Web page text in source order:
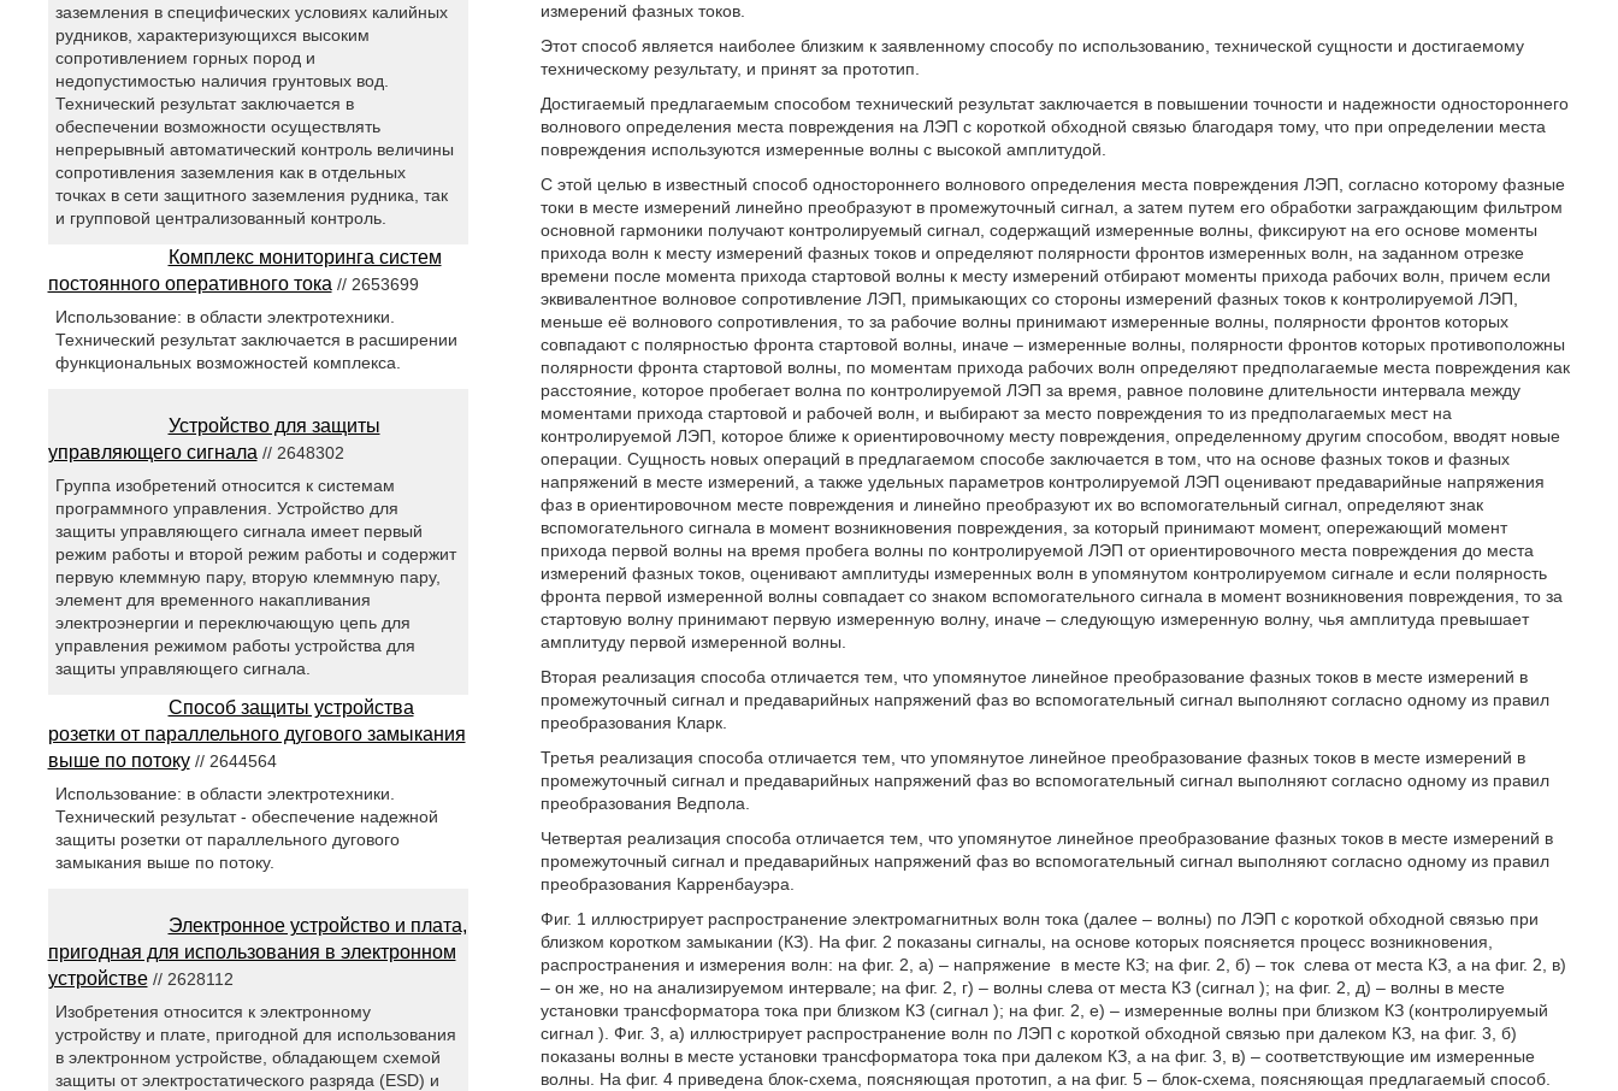
измерений фазных токов.
Этот способ является наиболее близким к заявленному способу по использованию, технической сущности и достигаемому
техническому результату, и принят за прототип.
Достигаемый предлагаемым способом технический результат заключается в повышении точности и надежности одностороннего
волнового определения места повреждения на ЛЭП с короткой обходной связью благодаря тому, что при определении места
повреждения используются измеренные волны с высокой амплитудой.
С этой целью в известный способ одностороннего волнового определения места повреждения ЛЭП, согласно которому фазные
токи в месте измерений линейно преобразуют в промежуточный сигнал, а затем путем его обработки заграждающим фильтром
основной гармоники получают контролируемый сигнал, содержащий измеренные волны, фиксируют на его основе моменты
прихода волн к месту измерений фазных токов и определяют полярности фронтов измеренных волн, на заданном отрезке
времени после момента прихода стартовой волны к месту измерений отбирают моменты прихода рабочих волн, причем если
эквивалентное волновое сопротивление ЛЭП, примыкающих со стороны измерений фазных токов к контролируемой ЛЭП,
меньше её волнового сопротивления, то за рабочие волны принимают измеренные волны, полярности фронтов которых
совпадают с полярностью фронта стартовой волны, иначе – измеренные волны, полярности фронтов которых противоположны
полярности фронта стартовой волны, по моментам прихода рабочих волн определяют предполагаемые места повреждения как
расстояние, которое пробегает волна по контролируемой ЛЭП за время, равное половине длительности интервала между
моментами прихода стартовой и рабочей волн, и выбирают за место повреждения то из предполагаемых мест на
контролируемой ЛЭП, которое ближе к ориентировочному месту повреждения, определенному другим способом, вводят новые
операции. Сущность новых операций в предлагаемом способе заключается в том, что на основе фазных токов и фазных
напряжений в месте измерений, а также удельных параметров контролируемой ЛЭП оценивают предаварийные напряжения
фаз в ориентировочном месте повреждения и линейно преобразуют их во вспомогательный сигнал, определяют знак
вспомогательного сигнала в момент возникновения повреждения, за который принимают момент, опережающий момент
прихода первой волны на время пробега волны по контролируемой ЛЭП от ориентировочного места повреждения до места
измерений фазных токов, оценивают амплитуды измеренных волн в упомянутом контролируемом сигнале и если полярность
фронта первой измеренной волны совпадает со знаком вспомогательного сигнала в момент возникновения повреждения, то за
стартовую волну принимают первую измеренную волну, иначе – следующую измеренную волну, чья амплитуда превышает
амплитуду первой измеренной волны.
Вторая реализация способа отличается тем, что упомянутое линейное преобразование фазных токов в месте измерений в
промежуточный сигнал и предаварийных напряжений фаз во вспомогательный сигнал выполняют согласно одному из правил
преобразования Кларк.
Третья реализация способа отличается тем, что упомянутое линейное преобразование фазных токов в месте измерений в
промежуточный сигнал и предаварийных напряжений фаз во вспомогательный сигнал выполняют согласно одному из правил
преобразования Ведпола.
Четвертая реализация способа отличается тем, что упомянутое линейное преобразование фазных токов в месте измерений в
промежуточный сигнал и предаварийных напряжений фаз во вспомогательный сигнал выполняют согласно одному из правил
преобразования Карренбауэра.
Фиг. 1 иллюстрирует распространение электромагнитных волн тока (далее – волны) по ЛЭП с короткой обходной связью при
близком коротком замыкании (КЗ). На фиг. 2 показаны сигналы, на основе которых поясняется процесс возникновения,
распространения и измерения волн: на фиг. 2, а) – напряжение в месте КЗ; на фиг. 2, б) – ток слева от места КЗ, а на фиг. 2, в)
– он же, но на анализируемом интервале; на фиг. 2, г) – волны слева от места КЗ (сигнал); на фиг. 2, д) – волны в месте
установки трансформатора тока при близком КЗ (сигнал); на фиг. 2, е) – измеренные волны при близком КЗ (контролируемый
сигнал). Фиг. 3, а) иллюстрирует распространение волн по ЛЭП с короткой обходной связью при далеком КЗ, на фиг. 3, б)
показаны волны в месте установки трансформатора тока при далеком КЗ, а на фиг. 3, в) – соответствующие им измеренные
волны. На фиг. 4 приведена блок-схема, поясняющая прототип, а на фиг. 5 – блок-схема, поясняющая предлагаемый способ.
заземления в специфических условиях калийных
рудников, характеризующихся высоким
сопротивлением горных пород и
недопустимостью наличия грунтовых вод.
Технический результат заключается в
обеспечении возможности осуществлять
непрерывный автоматический контроль величины
сопротивления заземления как в отдельных
точках в сети защитного заземления рудника, так
и групповой централизованный контроль.
Комплекс мониторинга систем
постоянного оперативного тока // 2653699
Использование: в области электротехники.
Технический результат заключается в расширении
функциональных возможностей комплекса.
Устройство для защиты
управляющего сигнала // 2648302
Группа изобретений относится к системам
программного управления. Устройство для
защиты управляющего сигнала имеет первый
режим работы и второй режим работы и содержит
первую клеммную пару, вторую клеммную пару,
элемент для временного накапливания
электроэнергии и переключающую цепь для
управления режимом работы устройства для
защиты управляющего сигнала.
Способ защиты устройства
розетки от параллельного дугового замыкания
выше по потоку// 2644564
Использование: в области электротехники.
Технический результат - обеспечение надежной
защиты розетки от параллельного дугового
замыкания выше по потоку.
Электронное устройство и плата,
пригодная для использования в электронном
устройстве// 2628112
Изобретения относится к электронному
устройству и плате, пригодной для использования
в электронном устройстве, обладающем схемой
защиты от электростатического разряда (ESD) и